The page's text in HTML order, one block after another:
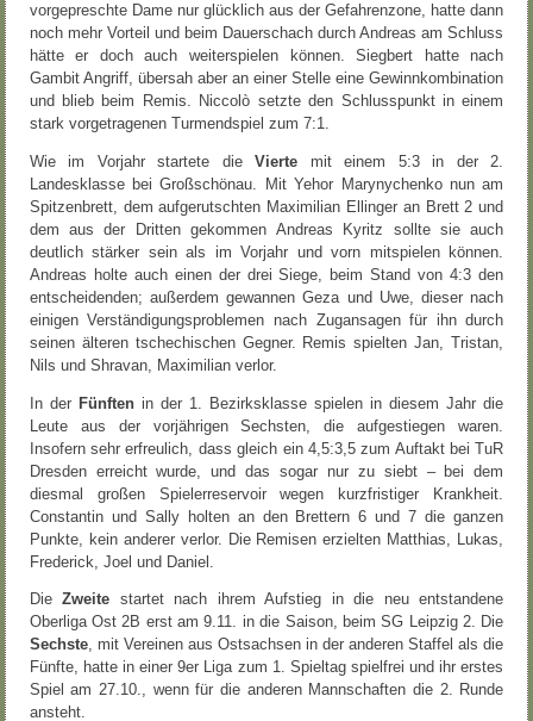
vorgepreschte Dame nur glücklich aus der Gefahrenzone, hatte dann
noch mehr Vorteil und beim Dauerschach durch Andreas am Schluss
hätte er doch auch weiterspielen können. Siegbert hatte nach
Gambit Angriff, übersah aber an einer Stelle eine Gewinnkombination
und blieb beim Remis. Niccolò setzte den Schlusspunkt in einem
stark vorgetragenen Turmendspiel zum 7:1.
Wie im Vorjahr startete dieVierte mit einem 5:3 in der 2.
Landesklasse bei Großschönau. Mit Yehor Marynychenko nun am
Spitzenbrett, dem aufgerutschten Maximilian Ellinger an Brett 2 und
dem aus der Dritten gekommen Andreas Kyritz sollte sie auch
deutlich stärker sein als im Vorjahr und vorn mitspielen können.
Andreas holte auch einen der drei Siege, beim Stand von 4:3 den
entscheidenden; außerdem gewannen Geza und Uwe, dieser nach
einigen Verständigungsproblemen nach Zugansagen für ihn durch
seinen älteren tschechischen Gegner. Remis spielten Jan, Tristan,
Nils und Shravan, Maximilian verlor.
In der Fünftenin der 1. Bezirksklasse spielen in diesem Jahr die
Leute aus der vorjährigen Sechsten, die aufgestiegen waren.
Insofern sehr erfreulich, dass gleich ein 4,5:3,5 zum Auftakt bei TuR
Dresden erreicht wurde, und das sogar nur zu siebt – bei dem
diesmal großen Spielerreservoir wegen kurzfristiger Krankheit.
Constantin und Sally holten an den Brettern 6 und 7 die ganzen
Punkte, kein anderer verlor. Die Remisen erzielten Matthias, Lukas,
Frederick, Joel und Daniel.
DieZweite startet nach ihrem Aufstieg in die neu entstandene
Oberliga Ost 2B erst am 9.11. in die Saison, beim SG Leipzig 2. Die
Sechste, mit Vereinen aus Ostsachsen in der anderen Staffel als die
Fünfte, hatte in einer 9er Liga zum 1. Spieltag spielfrei und ihr erstes
Spiel am 27.10., wenn für die anderen Mannschaften die 2. Runde
ansteht.